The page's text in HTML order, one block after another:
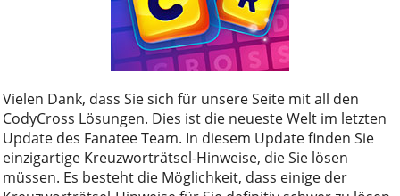
Vielen Dank, dass Sie sich für unsere Seite mit all den
CodyCross Lösungen. Dies ist die neueste Welt im letzten
Update des Fanatee Team. In diesem Update finden Sie
einzigartige Kreuzworträtsel-Hinweise, die Sie lösen
müssen. Es besteht die Möglichkeit, dass einige der